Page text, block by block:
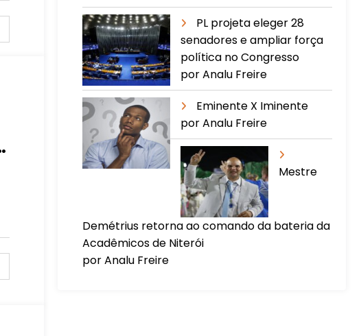
PL projeta eleger 28
senadores e ampliar força
política no Congresso
por Analu Freire
Eminente X Iminente
por Analu Freire
Mestre
Demétrius retorna ao comando da bateria da
Acadêmicos de Niterói
por Analu Freire